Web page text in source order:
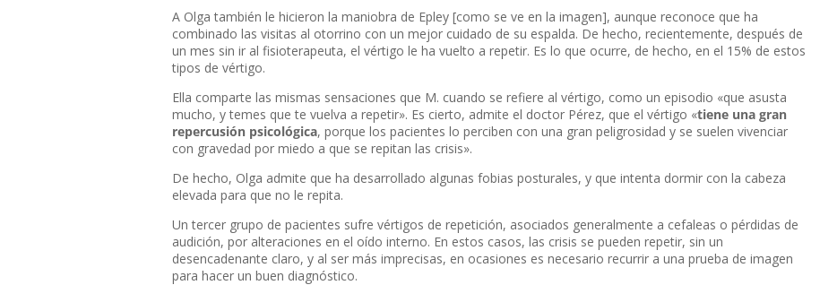
A Olga también le hicieron la maniobra de Epley [como se ve en la imagen], aunque reconoce que ha
combinado las visitas al otorrino con un mejor cuidado de su espalda. De hecho, recientemente, después de
un mes sin ir al fisioterapeuta, el vértigo le ha vuelto a repetir. Es lo que ocurre, de hecho, en el 15% de estos
tipos de vértigo.
Ella comparte las mismas sensaciones que M. cuando se refiere al vértigo, como un episodio «que asusta
mucho, y temes que te vuelva a repetir». Es cierto, admite el doctor Pérez, que el vértigo «tiene una gran
repercusión psicológica, porque los pacientes lo perciben con una gran peligrosidad y se suelen vivenciar
con gravedad por miedo a que se repitan las crisis».
De hecho, Olga admite que ha desarrollado algunas fobias posturales, y que intenta dormir con la cabeza
elevada para que no le repita.
Un tercer grupo de pacientes sufre vértigos de repetición, asociados generalmente a cefaleas o pérdidas de
audición, por alteraciones en el oído interno. En estos casos, las crisis se pueden repetir, sin un
desencadenante claro, y al ser más imprecisas, en ocasiones es necesario recurrir a una prueba de imagen
para hacer un buen diagnóstico.